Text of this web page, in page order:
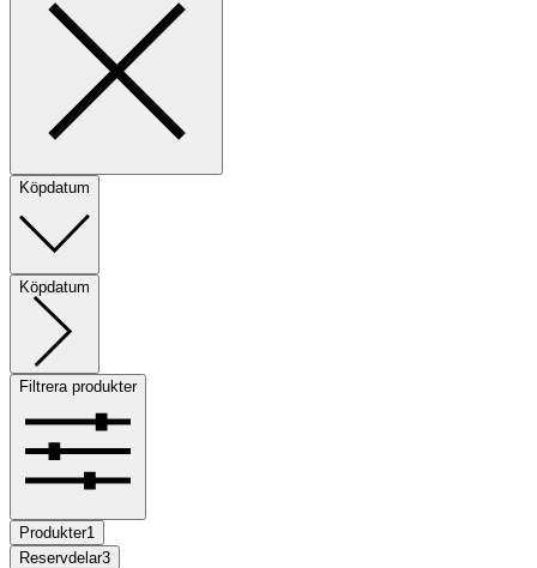
Köpdatum
Köpdatum
Filtrera produkter
Produkter1
Reservdelar3